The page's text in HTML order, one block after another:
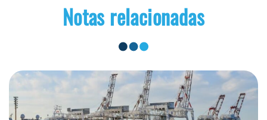
Notas relacionadas